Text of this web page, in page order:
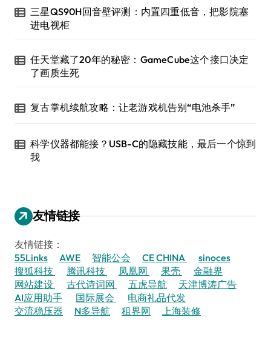
三星QS90H回音壁评测：内置四重低音，把影院塞
进电视柜
任天堂藏了20年的秘密：GameCube这个接口决定
了画质生死
复古掌机续航攻略：让老游戏机告别“电池杀手”
科学仪器都能接？USB-C的隐藏技能，最后一个惊到
我
友情链接
友情链接：
55Links
AWE 智能公会 CE CHINA
sinoces
搜狐科技
腾讯科技 凤凰网 果壳
金融界
网站建设
古代诗词网 五虎导航
天津博涛广告
AI应用助手
国际展会
电商礼品代发
交流稳压器
N多导航 租界网 上海装修